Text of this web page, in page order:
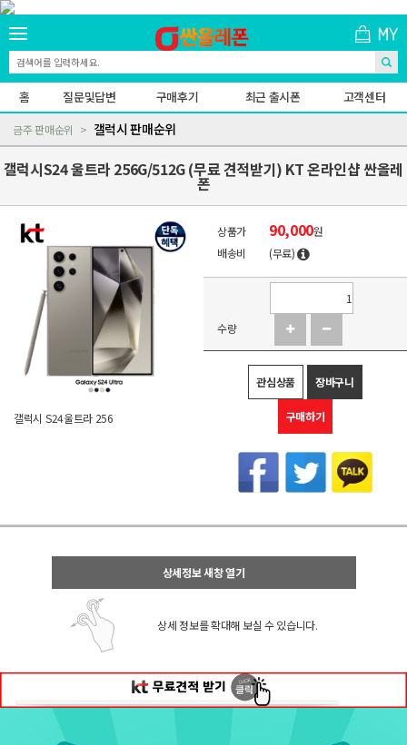
홈 질문및답변 구매후기 최근 출시폰 고객센터
금주 판매순위 갤럭시 판매순위
갤럭시S24 울트라 256G/512G (무료 견적받기) KT 온라인샵 싼올레
폰
갤럭시 S24울트라 256
상품가 90,000원
배송비
(무료)
수량
관심상품 장바구니
구매하기
상세정보 새창 열기
상세 정보를 확대해 보실 수 있습니다.